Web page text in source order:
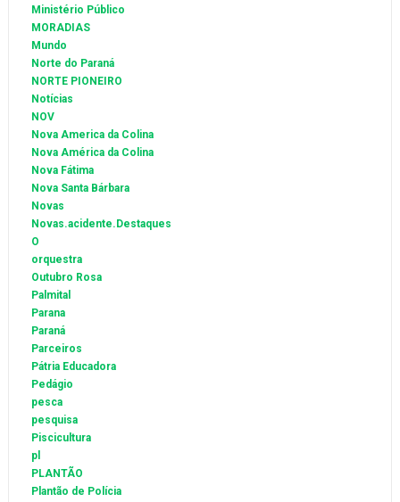
Ministério Público
MORADIAS
Mundo
Norte do Paraná
NORTE PIONEIRO
Notícias
NOV
Nova America da Colina
Nova América da Colina
Nova Fátima
Nova Santa Bárbara
Novas
Novas.acidente.Destaques
O
orquestra
Outubro Rosa
Palmital
Parana
Paraná
Parceiros
Pátria Educadora
Pedágio
pesca
pesquisa
Piscicultura
pl
PLANTÃO
Plantão de Polícia